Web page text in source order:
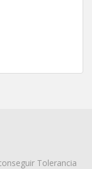
Tolerancia